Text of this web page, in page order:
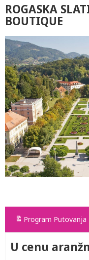
ROGASKA
BOUTIQUE
Program Putovanja
U cenu